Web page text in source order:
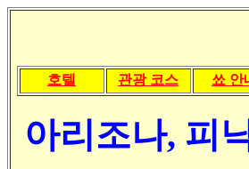
호텔 관광 코스 쑈 안
아리조나, 피